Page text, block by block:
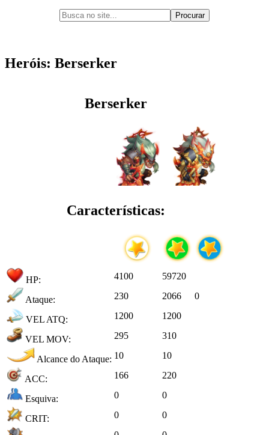
Heróis: Berserker
Berserker
Características:
HP: 4100 59720
Ataque: 230 2066 0
VEL ATQ: 1200 1200
VEL MOV: 295 310
Alcance do Ataque: 10 10
ACC: 166 220
Esquiva: 0 0
CRIT: 0 0